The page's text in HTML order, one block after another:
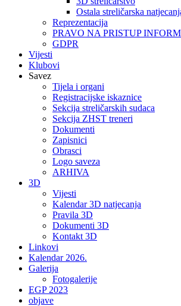
Ostala streličarska
Reprezentacija
PRAVO NA PRISTUP
GDPR
Vijesti
Klubovi
Savez
Tijela i organi
Registracijske iskaznice
Sekcija streličarskih sudaca
Sekcija ZHST treneri
Dokumenti
Zapisnici
Obrasci
Logo saveza
ARHIVA
3D
Vijesti
Kalendar 3D natjecanja
Pravila 3D
Dokumenti 3D
Kontakt 3D
Linkovi
Kalendar 2026.
Galerija
Fotogalerije
EGP 2023
objave